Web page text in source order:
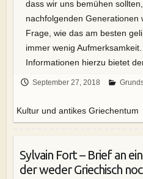
dass wir uns bemühen
nachfolgenden Generationen
Frage, wie das am besten
immer wenig
Informationen hierzu bietet
September 27, 2018
Kultur und antikes Griechentum
Sylvain Fort – Brief an
der weder Griechisch